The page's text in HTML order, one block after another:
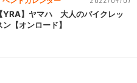
【YRA】ヤマハ 大人のバイクレッ
ン【オンロード】